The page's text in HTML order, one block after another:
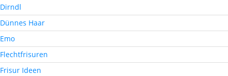
Dirndl
Dünnes Haar
Emo
Flechtfrisuren
Frisur Ideen